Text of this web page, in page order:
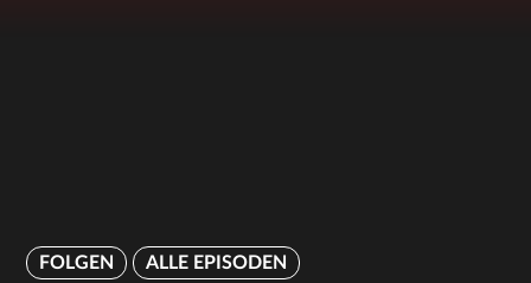
FOLGEN ALLE EPISODEN